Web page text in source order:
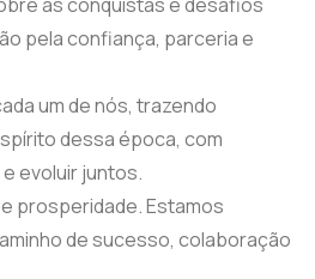
pela confiança, parceria e
um de nós, trazendo
dessa época, com
evoluir juntos.
prosperidade. Estamos
de sucesso, colaboração